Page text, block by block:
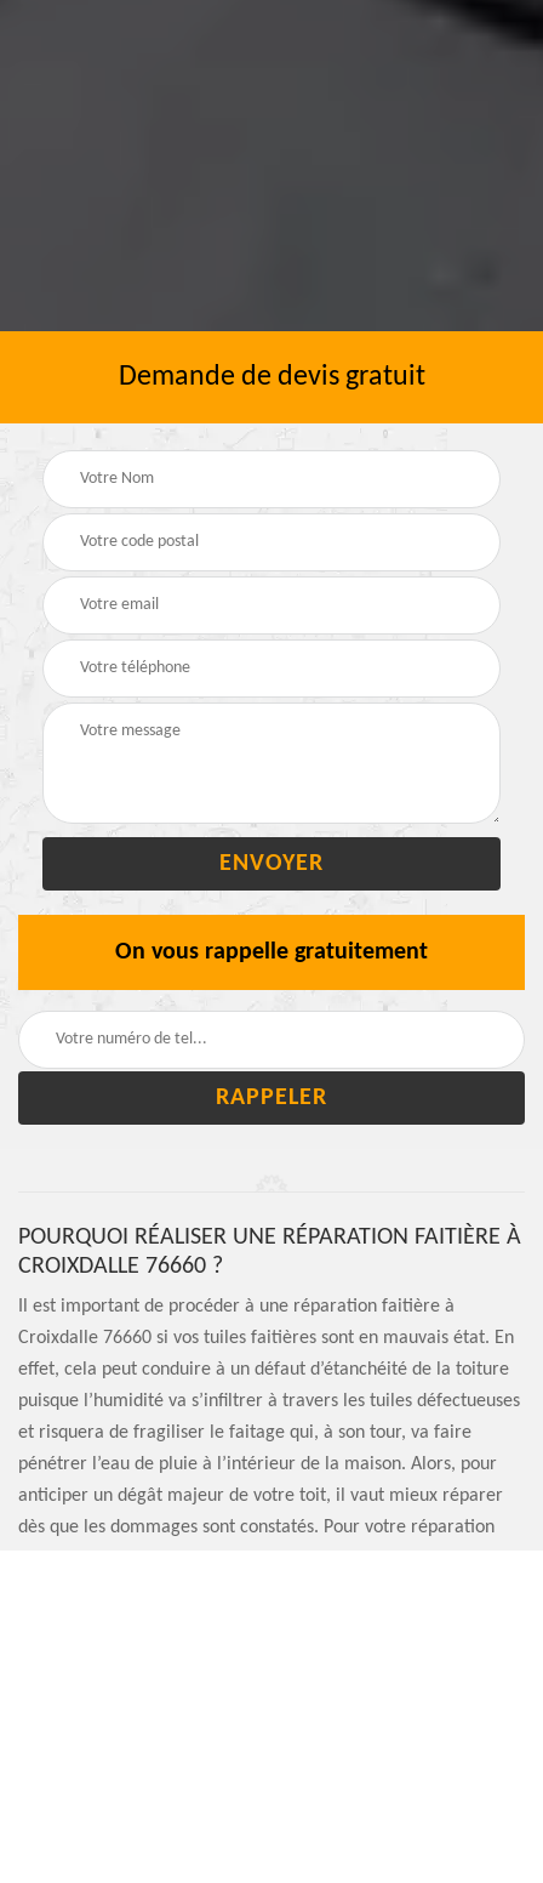
Demande de devis gratuit
On vous rappelle gratuitement
POURQUOI RÉALISER UNE RÉPARATION FAITIÈRE À
CROIXDALLE 76660 ?
Il est important de procéder à une réparation faitière à
Croixdalle 76660 si vos tuiles faitières sont en mauvais état. En
effet, cela peut conduire à un défaut d’étanchéité de la toiture
puisque l’humidité va s’infiltrer à travers les tuiles défectueuses
et risquera de fragiliser le faitage qui, à son tour, va faire
pénétrer l’eau de pluie à l’intérieur de la maison. Alors, pour
anticiper un dégât majeur de votre toit, il vaut mieux réparer
dès que les dommages sont constatés. Pour votre réparation